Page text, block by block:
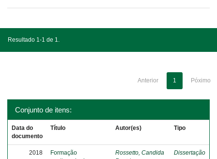
Resultado 1-1 de 1.
Anterior 1 Póximo
Conjunto de itens:
Data do
documento
Título Autor(es) Tipo
2018
Formação
Rossetto, Candida
Dissertação